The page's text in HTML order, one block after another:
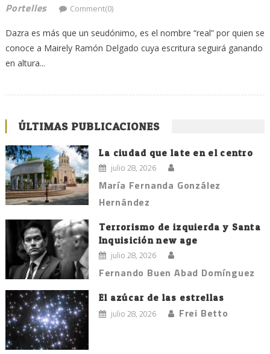
Portelles
Comment(0)
Dazra es más que un seudónimo, es el nombre “real” por quien se
conoce a Mairely Ramón Delgado cuya escritura seguirá ganando
en altura...
ÚLTIMAS PUBLICACIONES
La ciudad que late en el centro
julio 28, 2026
María Fernanda González
Hernández
Terrorismo de izquierda y Santa
Inquisición new age
julio 28, 2026
Fernando Buen Abad Domínguez
El azúcar de las estrellas
julio 28, 2026 Frei Betto